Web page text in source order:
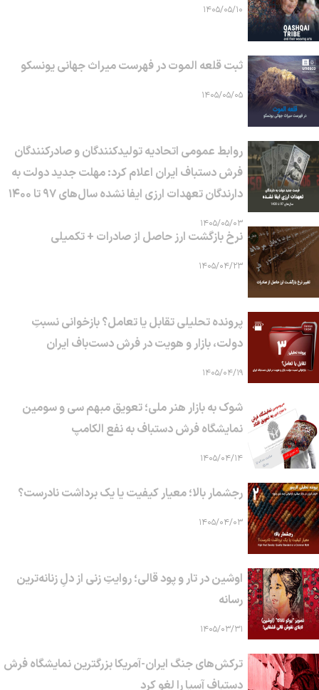
۱۴۰۵/۰۵/۱۰
ثبت قلعه الموت در فهرست میراث جهانی یونسکو
۱۴۰۵/۰۵/۰۵
روابط عمومی اتحادیه تولیدکنندگان و صادرکنندگان
فرش دستباف ایران اعلام کرد: مهلت جدید دولت به
دارندگان تعهدات ارزی ایفا نشده سال‌های ۹۷ تا ۱۴۰۰
۱۴۰۵/۰۵/۰۳
نرخ بازگشت ارز حاصل از صادرات + تکمیلی
۱۴۰۵/۰۴/۲۳
پرونده تحلیلی تقابل یا تعامل؟ بازخوانی نسبتِ
دولت، بازار و هویت در فرش دست‌باف ایران
۱۴۰۵/۰۴/۱۹
شوک به بازار هنر ملی؛ تعویق مبهم سی و سومین
نمایشگاه فرش دستباف به نفع الکامپ
۱۴۰۵/۰۴/۱۴
رجشمار بالا؛ معیار کیفیت یا یک برداشت نادرست؟
۱۴۰۵/۰۴/۰۳
اوشین در تار و پود قالی؛ روایتِ زنی از دلِ زنانه‌ترین
رسانه
۱۴۰۵/۰۳/۳۱
ترکش‌های جنگ ایران-آمریکا بزرگترین نمایشگاه فرش
دستباف آسیا را لغو کرد